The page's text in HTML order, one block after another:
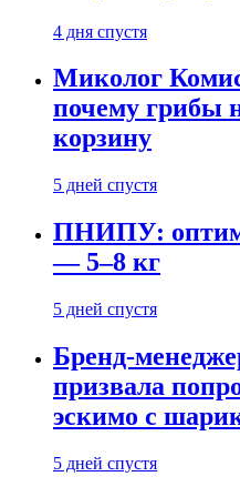
4 дня спустя
Миколог
почему грибы
корзину
5 дней спустя
ПНИПУ:
— 5–8 кг
5 дней спустя
Бренд-
призвала
эскимо с
5 дней спустя